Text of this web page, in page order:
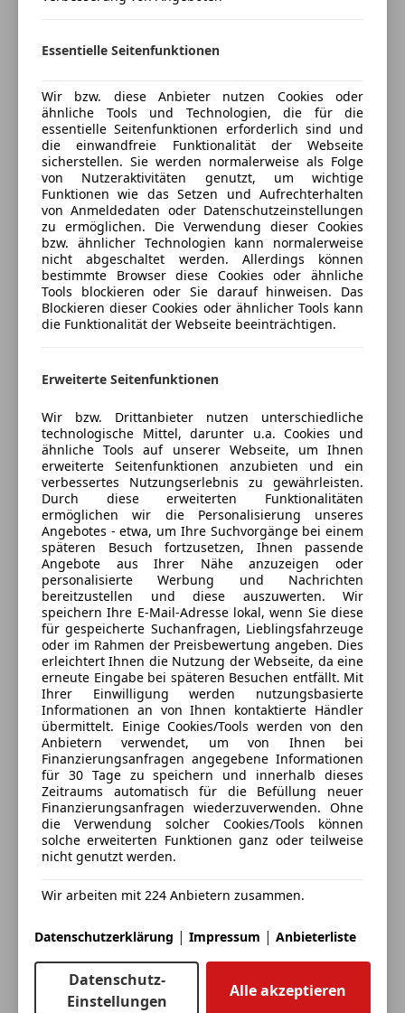
ABS
ESP
Fahrerairbag
Geschwindigkeits-begrenzungsanlage
Kopfairbag
LED-Tagfahrlicht
Nebelscheinwerfer
Tagfahrlicht
Traktionskontrolle
Wegfahrsperre
Zentralverriegelung
Zentralverriegelung mit Funkfernbedienung
Sprachsteuerung
Eintausch und Finanzierung (Leasing) möglich.
Überstellungskennzeichen können je nach
Verfügbarkeit zur Verfügung gestellt werden (blaue
Probenummer...).
Irrtümer, Druck, Schreibfehler und Zwischenverkauf
vorbehalten.
undefined
Geschwindigkeits-Regelanlage (Tempomat)
Getriebe 6-Gang
Karosserie/Aufbau: Kasten Hochraum Standard
Klimaanlage
Modellpflege
Motor 2,0 Ltr. - 96 kW TDCi KAT
Parkpilotsystem
Parkpilotsystem vorn und hinten
PKW-Zulassung
Radstand 3300 mm
Schadstoffarm nach Abgasnorm Euro 6
Schalt-/Wählhebelgriff Leder
Scheibenwischer mit Intervallschaltung,
regulierbar
Scheinwerfer H4
Sicht-Paket 2
Sitze im Lade-/FG-Raum: 1.Reihe, 2-fach kippbar
Stahlfelgen 6,5x16
Stoßfänger teillackiert
Style-Farb-Paket
Tagfahrlicht LED
Verkleidung im Lade-/FG-Raum: halbhoch
Verzurrschienen seitlich im Laderaum
Verzurrösen (8)
Wärmeschutzverglasung leicht getönt
Irrtümer, Druck, Schreibfehler und
Zwischenverkauf vorbehalten.
Mehr anzeigen
Versicherung
Kfz-Versicherung
Versicherungsschutz an Ihre Bedürfnisse
anpassen
Freischaden-Gutschein ab Stufe 0
Auto einfach online versichern & Rabatt holen
Verkäufer Händler
Autohandel AMB Thöni Alexander
Sternebewertung 5 von 5
5Sterne
(100% Weiterempfehlungen)
Anbieter auf AutoScout24 seit 2012
AMB - Thöni - Verkaufszeiten
Geschlossen
Öffnet um 8:00 Fr.
Ziegeleistr. 4,
5020 Salzburg, AT
Kontakt
Alexander Thöni
Alle Fahrzeuge des Anbieters
Anbieter kontaktieren
Essentielle Seitenfunktionen
Wir bzw. diese Anbieter nutzen Cookies oder
ähnliche Tools und Technologien, die für die
essentielle Seitenfunktionen erforderlich sind und
die einwandfreie Funktionalität der Webseite
sicherstellen. Sie werden normalerweise als Folge
von Nutzeraktivitäten genutzt, um wichtige
Funktionen wie das Setzen und Aufrechterhalten
von Anmeldedaten oder Datenschutzeinstellungen
zu ermöglichen. Die Verwendung dieser Cookies
bzw. ähnlicher Technologien kann normalerweise
nicht abgeschaltet werden. Allerdings können
bestimmte Browser diese Cookies oder ähnliche
Tools blockieren oder Sie darauf hinweisen. Das
Blockieren dieser Cookies oder ähnlicher Tools kann
die Funktionalität der Webseite beeinträchtigen.
Erweiterte Seitenfunktionen
Wir bzw. Drittanbieter nutzen unterschiedliche
technologische Mittel, darunter u.a. Cookies und
ähnliche Tools auf unserer Webseite, um Ihnen
erweiterte Seitenfunktionen anzubieten und ein
verbessertes Nutzungserlebnis zu gewährleisten.
Durch diese erweiterten Funktionalitäten
ermöglichen wir die Personalisierung unseres
Angebotes - etwa, um Ihre Suchvorgänge bei einem
späteren Besuch fortzusetzen, Ihnen passende
Angebote aus Ihrer Nähe anzuzeigen oder
personalisierte Werbung und Nachrichten
bereitzustellen und diese auszuwerten. Wir
speichern Ihre E-Mail-Adresse lokal, wenn Sie diese
für gespeicherte Suchanfragen, Lieblingsfahrzeuge
oder im Rahmen der Preisbewertung angeben. Dies
erleichtert Ihnen die Nutzung der Webseite, da eine
erneute Eingabe bei späteren Besuchen entfällt. Mit
Ihrer Einwilligung werden nutzungsbasierte
Informationen an von Ihnen kontaktierte Händler
übermittelt. Einige Cookies/Tools werden von den
Anbietern verwendet, um von Ihnen bei
Finanzierungsanfragen angegebene Informationen
für 30 Tage zu speichern und innerhalb dieses
Zeitraums automatisch für die Befüllung neuer
Finanzierungsanfragen wiederzuverwenden. Ohne
die Verwendung solcher Cookies/Tools können
solche erweiterten Funktionen ganz oder teilweise
nicht genutzt werden.
Wir arbeiten mit 224 Anbietern zusammen.
Datenschutzerklärung | Impressum | Anbieterliste
Datenschutz-
Einstellungen
Alle akzeptieren